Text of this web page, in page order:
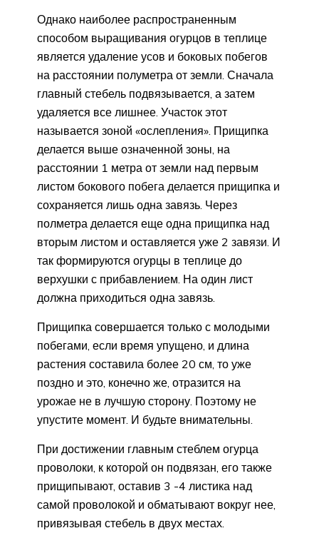
Однако наиболее распространенным
способом выращивания огурцов в теплице
является удаление усов и боковых побегов
на расстоянии полуметра от земли. Сначала
главный стебель подвязывается, а затем
удаляется все лишнее. Участок этот
называется зоной «ослепления». Прищипка
делается выше означенной зоны, на
расстоянии 1 метра от земли над первым
листом бокового побега делается прищипка и
сохраняется лишь одна завязь. Через
полметра делается еще одна прищипка над
вторым листом и оставляется уже 2 завязи. И
так формируются огурцы в теплице до
верхушки с прибавлением. На один лист
должна приходиться одна завязь.
Прищипка совершается только с молодыми
побегами, если время упущено, и длина
растения составила более 20 см, то уже
поздно и это, конечно же, отразится на
урожае не в лучшую сторону. Поэтому не
упустите момент. И будьте внимательны.
При достижении главным стеблем огурца
проволоки, к которой он подвязан, его также
прищипывают, оставив 3 -4 листика над
самой проволокой и обматывают вокруг нее,
привязывая стебель в двух местах.